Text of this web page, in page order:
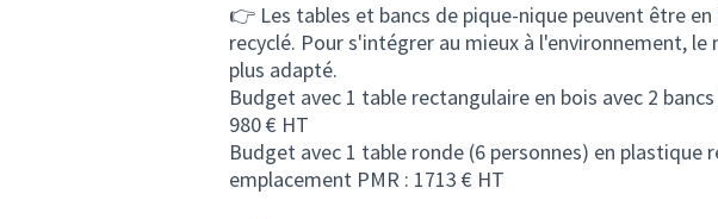
👉 Les tables et bancs de pique-nique peuvent être
recyclé. Pour s'intégrer au mieux à l'environnement,
plus adapté.
Budget avec 1 table rectangulaire en bois avec 2
980 € HT
Budget avec 1 table ronde (6 personnes) en plastique
emplacement PMR : 1713 € HT